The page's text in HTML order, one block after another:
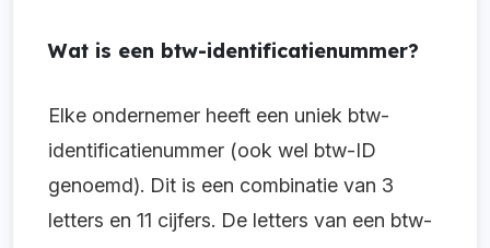
Wat is een btw-identificatienummer?
Elke ondernemer heeft een uniek btw-
identificatienummer (ook wel btw-ID
genoemd). Dit is een combinatie van 3
letters en 11 cijfers. De letters van een btw-